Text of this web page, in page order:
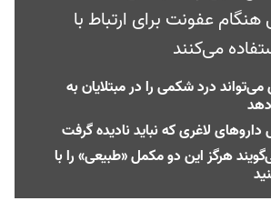
عفونت برای ارتباط با
می‌کنند
می‌تواند درد شکمی را در مبتلایان به
لاغری که نباید نادیده گرفت
هرگز این دو مکمل «طبیعی» را با